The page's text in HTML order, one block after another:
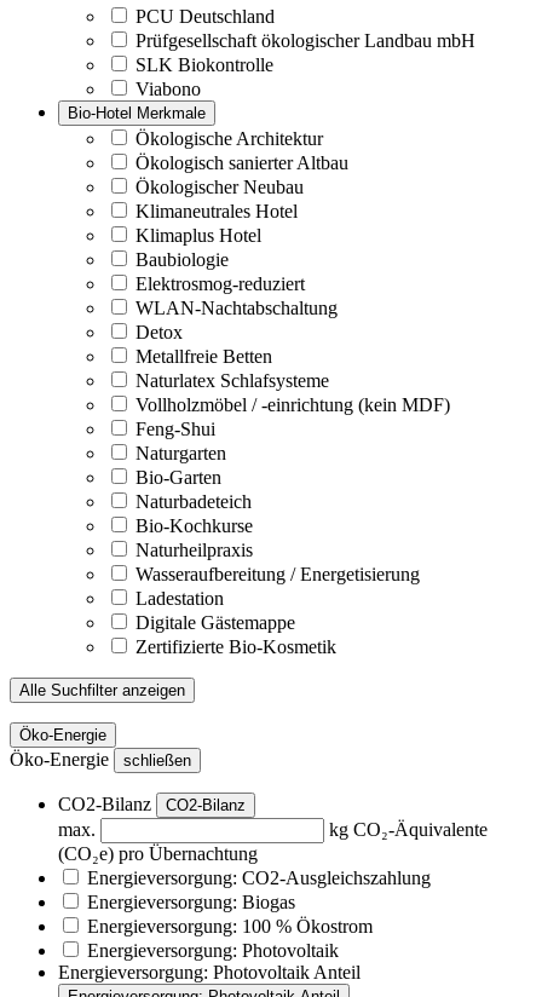
PCU Deutschland
Prüfgesellschaft ökologischer Landbau mbH
SLK Biokontrolle
Viabono
Bio-Hotel Merkmale
Ökologische Architektur
Ökologisch sanierter Altbau
Ökologischer Neubau
Klimaneutrales Hotel
Klimaplus Hotel
Baubiologie
Elektrosmog-reduziert
WLAN-Nachtabschaltung
Detox
Metallfreie Betten
Naturlatex Schlafsysteme
Vollholzmöbel / -einrichtung (kein MDF)
Feng-Shui
Naturgarten
Bio-Garten
Naturbadeteich
Bio-Kochkurse
Naturheilpraxis
Wasseraufbereitung / Energetisierung
Ladestation
Digitale Gästemappe
Zertifizierte Bio-Kosmetik
Alle Suchfilter anzeigen
Öko-Energie
Öko-Energie schließen
CO2-Bilanz CO2-Bilanz
max.
kg CO₂-Äquivalente
(CO₂e) pro Übernachtung
Energieversorgung: CO2-Ausgleichszahlung
Energieversorgung: Biogas
Energieversorgung: 100 % Ökostrom
Energieversorgung: Photovoltaik
Energieversorgung: Photovoltaik Anteil